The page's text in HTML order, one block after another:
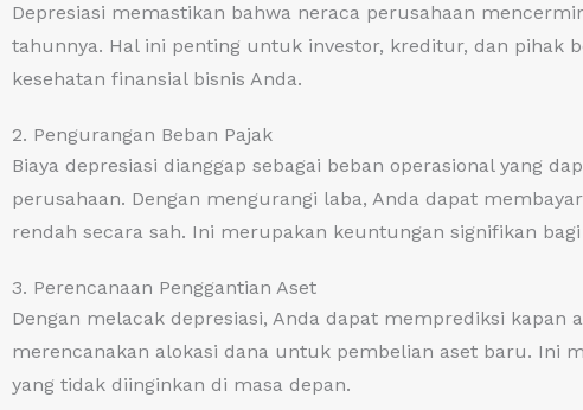
Depresiasi memastikan bahwa neraca perusahaan
tahunnya. Hal ini penting untuk investor, kreditur, dan pihak
kesehatan finansial bisnis Anda.
2. Pengurangan Beban Pajak
Biaya depresiasi dianggap sebagai beban operasional yang
perusahaan. Dengan mengurangi laba, Anda dapat
rendah secara sah. Ini merupakan keuntungan signifikan bagi
3. Perencanaan Penggantian Aset
Dengan melacak depresiasi, Anda dapat memprediksi kapan
merencanakan alokasi dana untuk pembelian aset baru. Ini
yang tidak diinginkan di masa depan.